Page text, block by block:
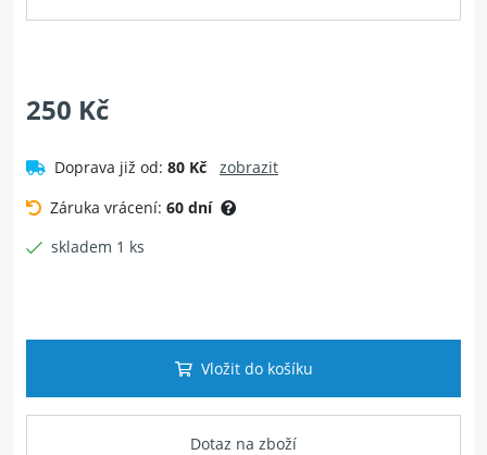
250 Kč
Doprava již od: 80 Kč
zobrazit
Záruka vrácení: 60 dní
skladem 1 ks
Vložit do košíku
Dotaz na zboží